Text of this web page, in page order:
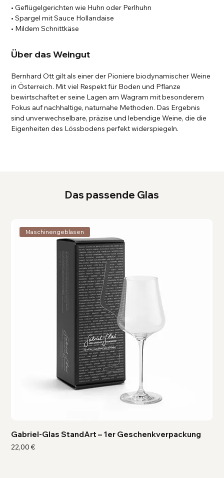
Das passende Glas
Maschinengeblasen
Gabriel-Glas StandArt – 1er Geschenkverpackung
Preis
22,00 €
• Geflügelgerichten wie Huhn oder Perlhuhn
• Spargel mit Sauce Hollandaise
• Mildem Schnittkäse
Über das Weingut
Bernhard Ott gilt als einer der Pioniere biodynamischer Weine
in Österreich. Mit viel Respekt für Boden und Pflanze
bewirtschaftet er seine Lagen am Wagram mit besonderem
Fokus auf nachhaltige, naturnahe Methoden. Das Ergebnis
sind unverwechselbare, präzise und lebendige Weine, die die
Eigenheiten des Lössbodens perfekt widerspiegeln.